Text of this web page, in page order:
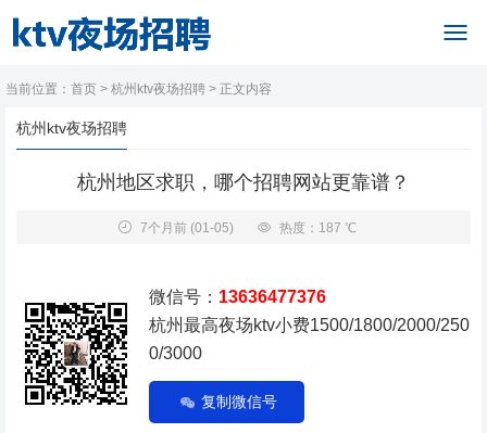
当前位置： 首页 > 杭州ktv夜场招聘 > 正文内容
杭州ktv夜场招聘
杭州地区求职，哪个招聘网站更靠谱？
7个月前(01-05) 热度：187 ℃
微信号： 13636477376
杭州最高夜场ktv小费1500/1800/2000/250
0/3000
复制微信号